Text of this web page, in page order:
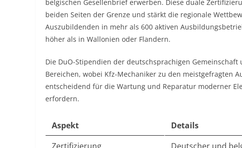
belgischen Gesellenbrief erwerben. Diese duale
beiden Seiten der Grenze und stärkt die regionale
Auszubildenden in mehr als 600 aktiven
höher als in Wallonien oder Flandern.​
Die DuO-Stipendien der deutschsprachigen
Bereichen, wobei Kfz-Mechaniker zu den meistgefragten
entscheidend für die Wartung und Reparatur moderner
erfordern.​
Aspekt
Details